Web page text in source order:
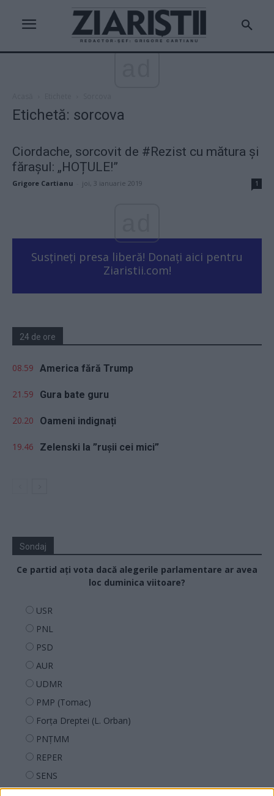
Etichetă: sorcova
Ciordache, sorcovit de #Rezist cu mătura și
fărașul: „HOȚULE!”
Grigore Cartianu joi, 3 ianuarie 2019 1
Susțineți presa liberă! Donați aici pentru
Ziaristii.com!
24 de ore
08.59 America fără Trump
21.59 Gura bate guru
20.20 Oameni indignați
19.46 Zelenski la ”rușii cei mici”
Sondaj
Ce partid ați vota dacă alegerile parlamentare ar avea
loc duminica viitoare?
USR
PNL
PSD
AUR
UDMR
PMP (Tomac)
Forța Dreptei (L. Orban)
PNȚMM
REPER
SENS